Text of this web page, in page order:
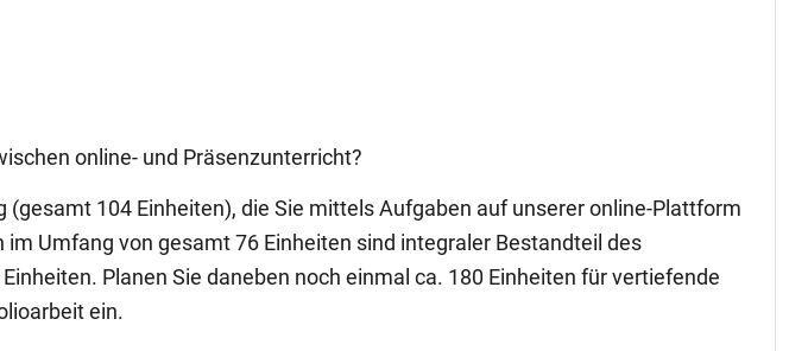
online- und Präsenzunterricht?
104 Einheiten), die Sie mittels Aufgaben auf unserer online-Plattform
Umfang von gesamt 76 Einheiten sind integraler Bestandteil des
Planen Sie daneben noch einmal ca. 180 Einheiten für vertiefende
ein.